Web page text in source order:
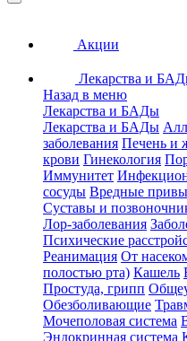
Акции
Лекарства и
Назад в меню
Лекарства и БАДы
Лекарства и БАДы
заболевания Печень и
крови Гинекология
Иммунитет
сосуды Вредные
Суставы и
Лор-заболевания
Психические
Реанимация От
полостью рта) Кашель
Простуда, грипп
Обезболивающие
Мочеполовая система
Эндокринная система